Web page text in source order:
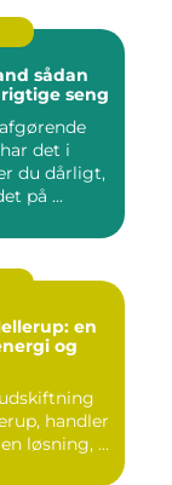
seng
det i
du dårligt,
på ...
en
og
handler
løsning, ...